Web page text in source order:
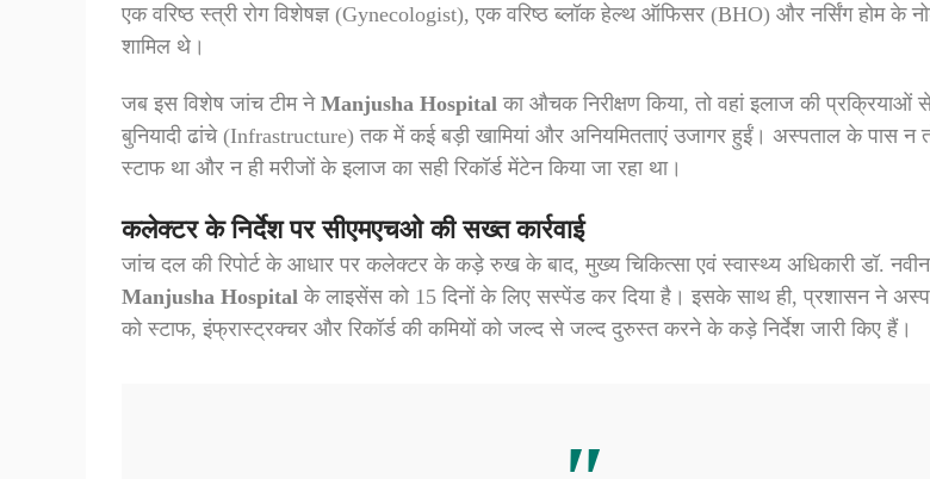
एक वरिष्ठ स्त्री रोग विशेषज्ञ (Gynecologist), एक वरिष्ठ ब्लॉक हेल्थ ऑफिसर (BHO) और नर्सिंग होम के
शामिल थे।
जब इस विशेष जांच टीम ने Manjusha Hospital का औचक निरीक्षण किया, तो वहां इलाज की प्रक्रियाओं
बुनियादी ढांचे (Infrastructure) तक में कई बड़ी खामियां और अनियमितताएं उजागर हुईं। अस्पताल के पास न तो
स्टाफ था और न ही मरीजों के इलाज का सही रिकॉर्ड मेंटेन किया जा रहा था।
कलेक्टर के निर्देश पर सीएमएचओ की सख्त कार्रवाई
जांच दल की रिपोर्ट के आधार पर कलेक्टर के कड़े रुख के बाद, मुख्य चिकित्सा एवं स्वास्थ्य अधिकारी डॉ. नवीन
Manjusha Hospital के लाइसेंस को 15 दिनों के लिए सस्पेंड कर दिया है। इसके साथ ही, प्रशासन ने
को स्टाफ, इंफ्रास्ट्रक्चर और रिकॉर्ड की कमियों को जल्द से जल्द दुरुस्त करने के कड़े निर्देश जारी किए हैं।